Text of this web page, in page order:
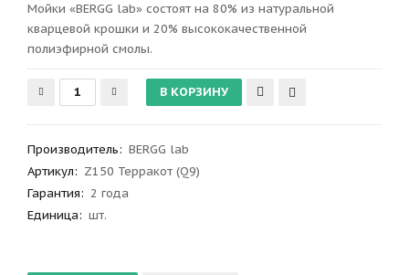
Мойки «BERGG lab» состоят на 80% из натуральной
кварцевой крошки и 20% высококачественной
полиэфирной смолы.
Производитель: BERGG lab
Артикул: Z150 Терракот (Q9)
Гарантия: 2 года
Единица: шт.